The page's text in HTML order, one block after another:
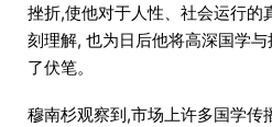
挫折,使他对于人性、社会运行的
刻理解, 也为日后他将高深国学
了伏笔。
穆南杉观察到,市场上许多国学传